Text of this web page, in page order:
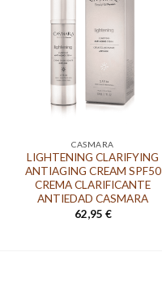
CASMARA
LIGHTENING CLARIFYING
ANTIAGING CREAM SPF50
CREMA CLARIFICANTE
ANTIEDAD CASMARA
62,95 €